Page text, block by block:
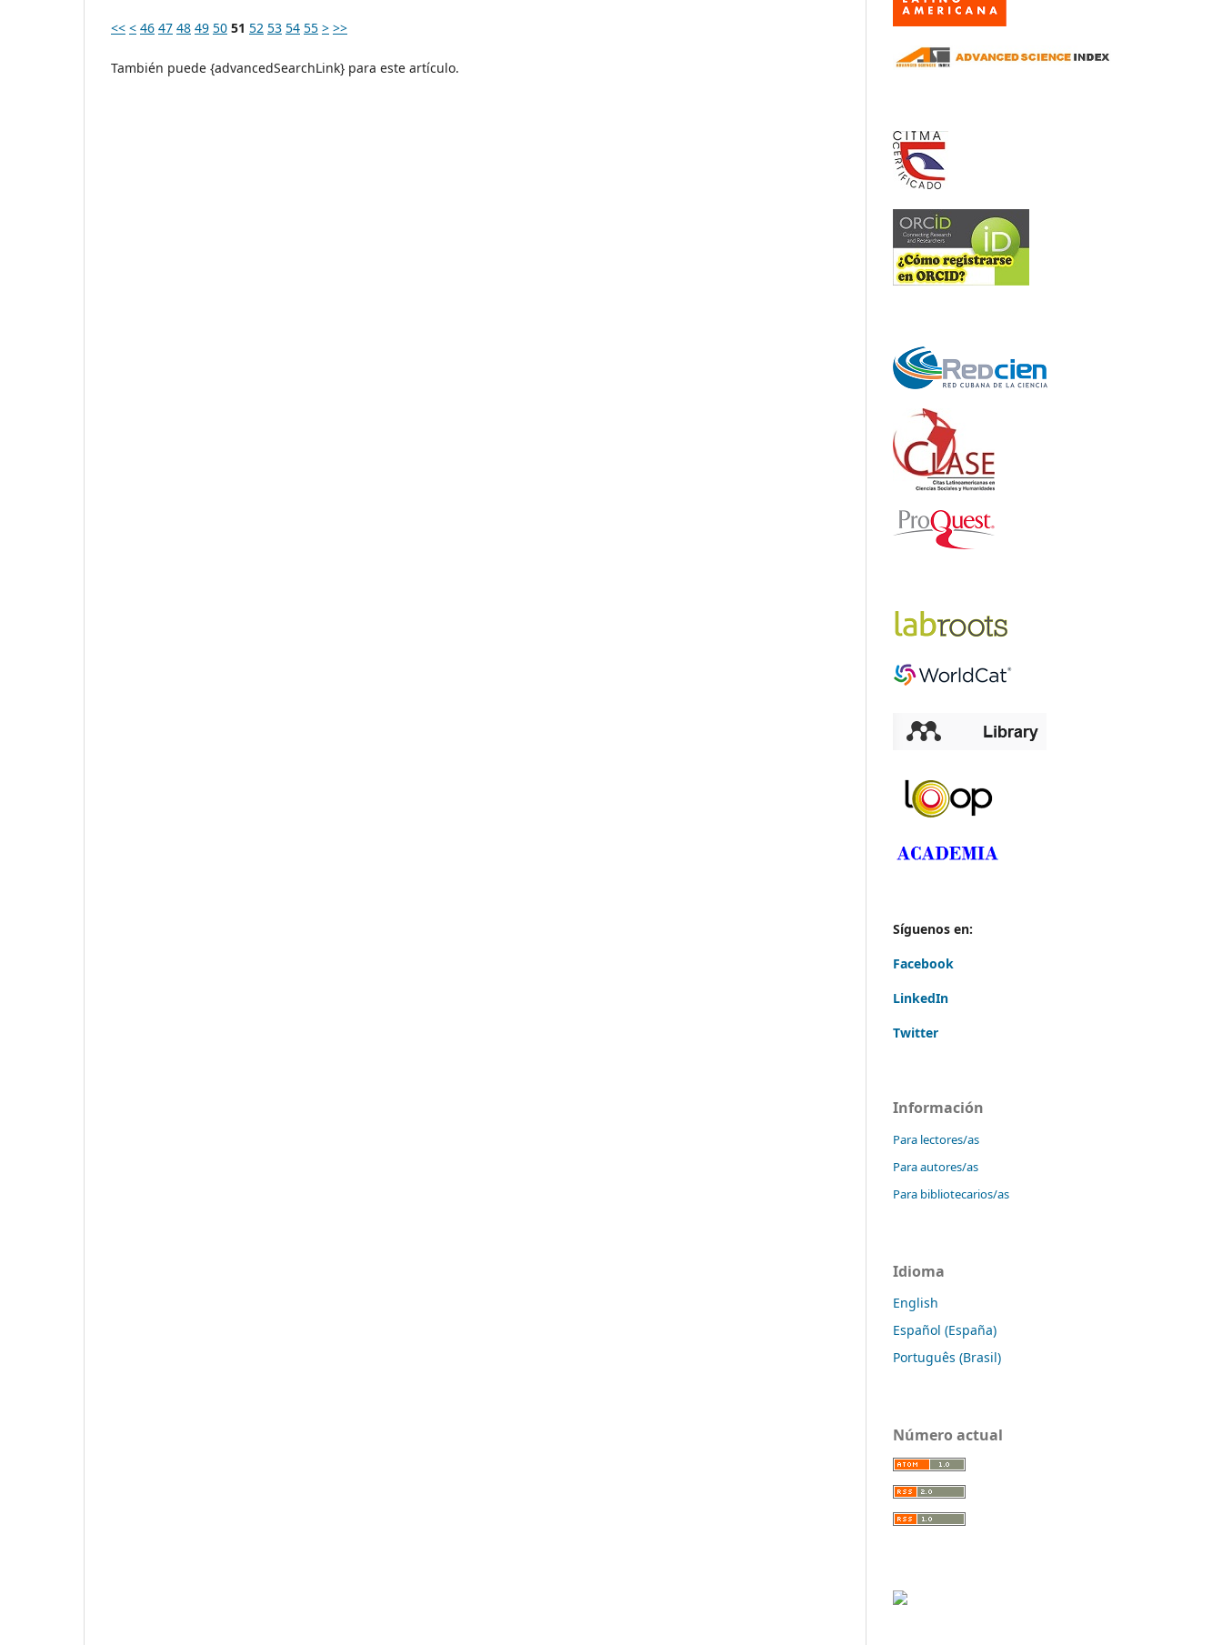
<< < 46 47 48 49 50 51 52 53 54 55 > >>
También puede {advancedSearchLink} para este artículo.
Síguenos en:
Facebook
LinkedIn
Twitter
Información
Para lectores/as
Para autores/as
Para bibliotecarios/as
Idioma
English
Español (España)
Português (Brasil)
Número actual